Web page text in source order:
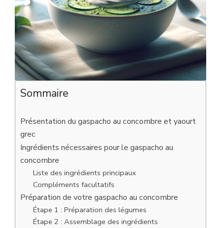
Sommaire
Présentation du gaspacho au concombre et yaourt
grec
Ingrédients nécessaires pour le gaspacho au
concombre
Liste des ingrédients principaux
Compléments facultatifs
Préparation de votre gaspacho au concombre
Étape 1 : Préparation des légumes
Étape 2 : Assemblage des ingrédients